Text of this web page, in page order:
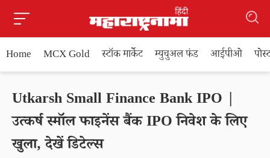
Home MCX Gold स्टॉक मार्केट म्युचुअल फंड आईपीओ
Utkarsh Small Finance Bank IPO |
उत्कर्ष स्मॉल फाइनेंस बैंक IPO निवेश के लिए
खुला, देखें डिटेल्स